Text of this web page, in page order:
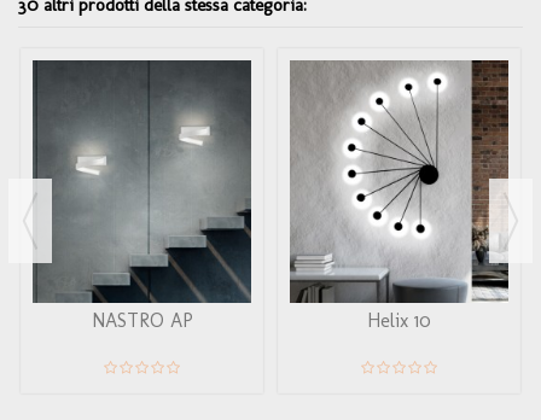
30 altri prodotti della stessa categoria:
NASTRO AP Helix 10